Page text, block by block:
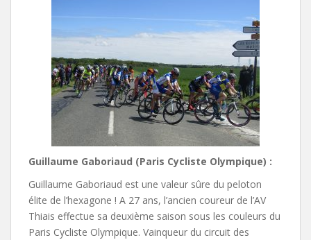
Guillaume Gaboriaud (Paris Cycliste Olympique) :
Guillaume Gaboriaud est une valeur sûre du peloton
élite de l’hexagone ! A 27 ans, l’ancien coureur de l’AV
Thiais effectue sa deuxième saison sous les couleurs du
Paris Cycliste Olympique. Vainqueur du circuit des